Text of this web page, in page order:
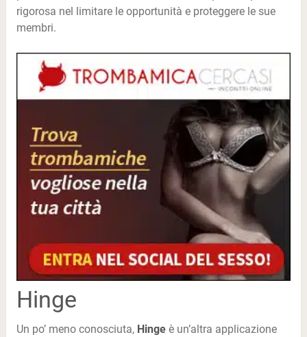
rigorosa nel limitare le opportunità e proteggere le sue
membri.
Hinge
Un po’ meno conosciuta, Hingeè un’altra applicazione